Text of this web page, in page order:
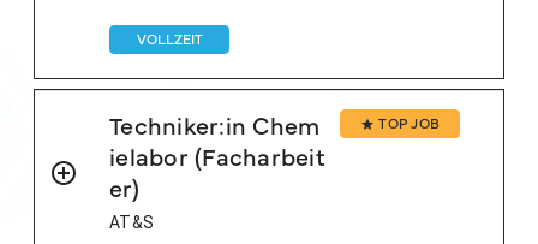
VOLLZEIT
Techniker:in Chem
ielabor (Facharbeit
er)
TOP JOB
AT&S